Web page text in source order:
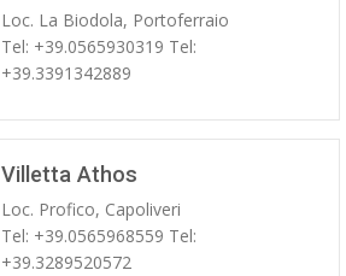
Loc. La Biodola, Portoferraio
Tel: +39.0565930319 Tel:
+39.3391342889
Villetta Athos
Loc. Profico, Capoliveri
Tel: +39.0565968559 Tel:
+39.3289520572